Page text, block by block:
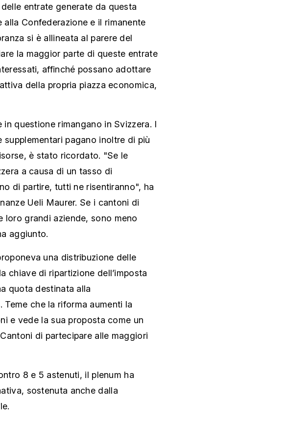
entrate generate da questa
alla Confederazione e il rimanente
si è allineata al parere del
la maggior parte di queste entrate
affinché possano adottare
della propria piazza economica,
in questione rimangano in Svizzera. I
pagano inoltre di più
è stato ricordato. "Se le
a causa di un tasso di
di partire, tutti ne risentiranno", ha
Ueli Maurer. Se i cantoni di
loro grandi aziende, sono meno
aggiunto.
una distribuzione delle
chiave di ripartizione dell’imposta
quota destinata alla
che la riforma aumenti la
e vede la sua proposta come un
di partecipare alle maggiori
8 e 5 astenuti, il plenum ha
sostenuta anche dalla